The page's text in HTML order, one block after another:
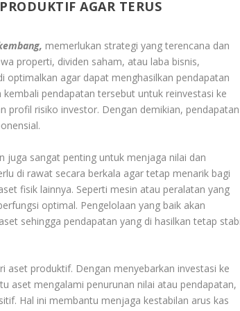
AGAR TERUS
memerlukan strategi yang terencana dan
properti, dividen saham, atau laba bisnis,
optimalkan agar dapat menghasilkan pendapatan
pendapatan tersebut untuk reinvestasi ke
profil risiko investor. Dengan demikian, pendapatan
juga sangat penting untuk menjaga nilai dan
di rawat secara berkala agar tetap menarik bagi
fisik lainnya. Seperti mesin atau peralatan yang
optimal. Pengelolaan yang baik akan
sehingga pendapatan yang di hasilkan tetap
aset produktif. Dengan menyebarkan investasi ke
aset mengalami penurunan nilai atau pendapatan,
Hal ini membantu menjaga kestabilan arus kas